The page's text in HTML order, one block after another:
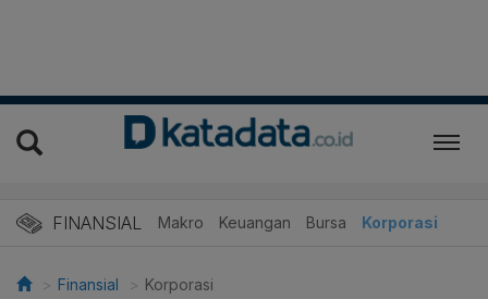
FINANSIAL Makro Keuangan Bursa Korporasi
Finansial Korporasi